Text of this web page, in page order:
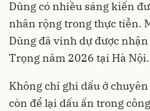
Dũng có nhiều sáng kiến
nhân rộng trong thực tiễn.
Dũng đã vinh dự được
Trọng năm 2026 tại Hà Nội.
Không chỉ ghi dấu ở
còn để lại dấu ấn trong